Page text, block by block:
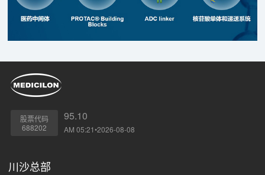
股票代码
688202
95.10
AM 05:21•2026-08-08
川沙总部